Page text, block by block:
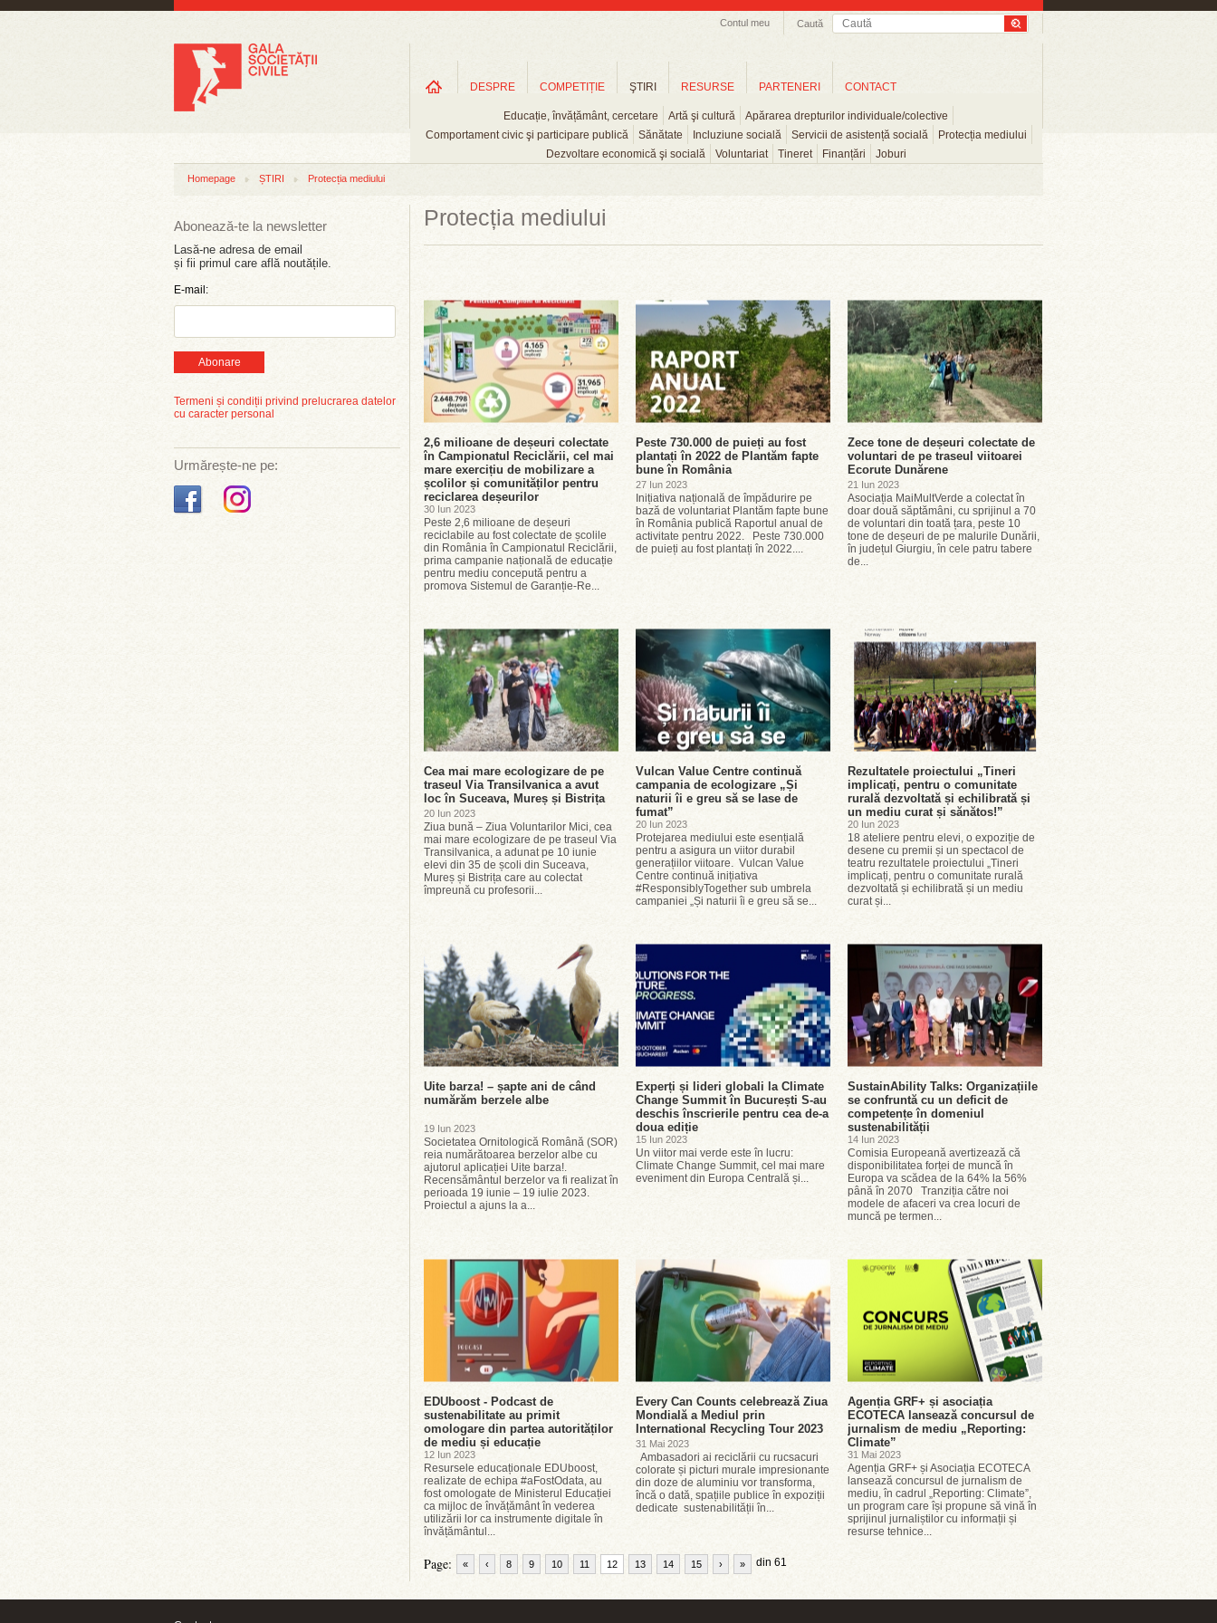
Caută
Contul meu
DESPRE COMPETIȚIE ŞTIRI
Educație, învățământ, cercetare Artă şi cultură
Apărarea drepturilor individuale/colective
Comportament civic şi participare publică
Sănătate Incluziune socială Servicii de asistență socială
Protecția mediului
Dezvoltare economică şi socială
Voluntariat Tineret Finanțări Joburi
RESURSE PARTENERI CONTACT
Homepage ȘTIRI Protecția mediului
Abonează-te la newsletter
Lasă-ne adresa de email
și fii primul care află noutățile.
E-mail:
Abonare
Termeni și condiții privind prelucrarea datelor
cu caracter personal
Urmărește-ne pe:
Protecția mediului
2,6 milioane de deșeuri colectate
în Campionatul Reciclării, cel mai
mare exercițiu de mobilizare a
școlilor și comunităților pentru
reciclarea deșeurilor
30 Iun 2023
Peste 2,6 milioane de deșeuri
reciclabile au fost colectate de școlile
din România în Campionatul Reciclării,
prima campanie națională de educație
pentru mediu concepută pentru a
promova Sistemul de Garanție-Re...
Peste 730.000 de puieți au fost
plantați în 2022 de Plantăm fapte
bune în România
27 Iun 2023
Inițiativa națională de împădurire pe
bază de voluntariat Plantăm fapte bune
în România publică Raportul anual de
activitate pentru 2022. Peste 730.000
de puieți au fost plantați în 2022....
Zece tone de deșeuri colectate de
voluntari de pe traseul viitoarei
Ecorute Dunărene
21 Iun 2023
Asociația MaiMultVerde a colectat în
doar două săptămâni, cu sprijinul a 70
de voluntari din toată țara, peste 10
tone de deșeuri de pe malurile Dunării,
în județul Giurgiu, în cele patru tabere
de...
Cea mai mare ecologizare de pe
traseul Via Transilvanica a avut
loc în Suceava, Mureș și Bistrița
20 Iun 2023
Ziua bună – Ziua Voluntarilor Mici, cea
mai mare ecologizare de pe traseul Via
Transilvanica, a adunat pe 10 iunie
elevi din 35 de școli din Suceava,
Mureș și Bistrița care au colectat
împreună cu profesorii...
Vulcan Value Centre continuă
campania de ecologizare „Și
naturii îi e greu să se lase de
fumat”
20 Iun 2023
Protejarea mediului este esențială
pentru a asigura un viitor durabil
generațiilor viitoare. Vulcan Value
Centre continuă inițiativa
#ResponsiblyTogether sub umbrela
campaniei „Și naturii îi e greu să se...
Rezultatele proiectului „Tineri
implicați, pentru o comunitate
rurală dezvoltată și echilibrată și
un mediu curat și sănătos!”
20 Iun 2023
18 ateliere pentru elevi, o expoziție de
desene cu premii și un spectacol de
teatru rezultatele proiectului „Tineri
implicați, pentru o comunitate rurală
dezvoltată și echilibrată și un mediu
curat și...
Uite barza! – șapte ani de când
numărăm berzele albe
19 Iun 2023
Societatea Ornitologică Română (SOR)
reia numărătoarea berzelor albe cu
ajutorul aplicației Uite barza!.
Recensământul berzelor va fi realizat în
perioada 19 iunie – 19 iulie 2023.
Proiectul a ajuns la a...
Experți și lideri globali la Climate
Change Summit în București S-au
deschis înscrierile pentru cea de-a
doua ediție
15 Iun 2023
Un viitor mai verde este în lucru:
Climate Change Summit, cel mai mare
eveniment din Europa Centrală și...
SustainAbility Talks: Organizațiile
se confruntă cu un deficit de
competențe în domeniul
sustenabilității
14 Iun 2023
Comisia Europeană avertizează că
disponibilitatea forței de muncă în
Europa va scădea de la 64% la 56%
până în 2070 Tranziția către noi
modele de afaceri va crea locuri de
muncă pe termen...
EDUboost - Podcast de
sustenabilitate au primit
omologare din partea autorităților
de mediu și educație
12 Iun 2023
Resursele educaționale EDUboost,
realizate de echipa #aFostOdata, au
fost omologate de Ministerul Educației
ca mijloc de învățământ în vederea
utilizării lor ca instrumente digitale în
învățământul...
Every Can Counts celebrează Ziua
Mondială a Mediul prin
International Recycling Tour 2023
31 Mai 2023
Ambasadori ai reciclării cu rucsacuri
colorate și picturi murale impresionante
din doze de aluminiu vor transforma,
încă o dată, spațiile publice în expoziții
dedicate sustenabilității în...
Agenția GRF+ și asociația
ECOTECA lansează concursul de
jurnalism de mediu „Reporting:
Climate”
31 Mai 2023
Agenția GRF+ și Asociația ECOTECA
lansează concursul de jurnalism de
mediu, în cadrul „Reporting: Climate”,
un program care își propune să vină în
sprijinul jurnaliștilor cu informații și
resurse tehnice...
Page: « ‹ 8 9 10 11 12 13 14 15 din 61
› »